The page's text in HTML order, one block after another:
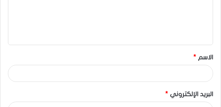
الاسم *
البريد الإلكتروني *